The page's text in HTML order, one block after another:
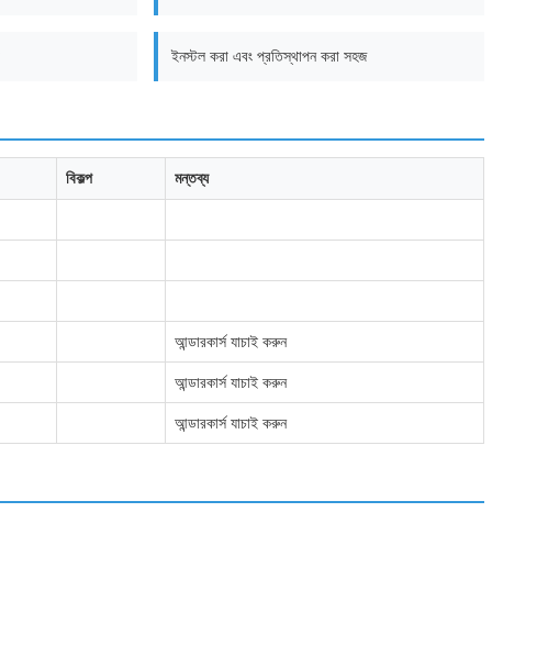
ইনস্টল করা এবং প্রতিস্থাপন করা সহজ
বিকল্প মন্তব্য
আন্ডারকার্স যাচাই করুন
আন্ডারকার্স যাচাই করুন
আন্ডারকার্স যাচাই করুন